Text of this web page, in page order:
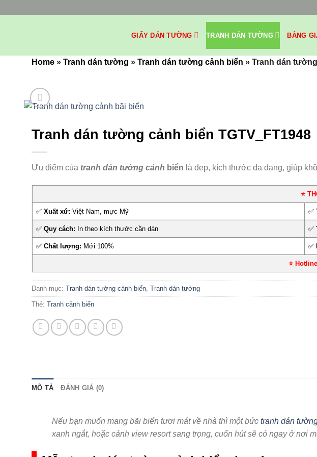
GIẤY DÁN TƯỜNG TRANH DÁN TƯỜNG BẢNG
Home » Tranh dán tường » Tranh dán tường cảnh biển » Tranh dán
Tranh dán tường cảnh biển TGTV_FT1948
Ưu điểm của tranh dán tường cảnh biển là đẹp, kích thước đa dạng, giúp
⭐
✅Xuất xứ: Việt Nam, mực Mỹ ✅
✅Quy cách: In theo kích thước cần dán ✅
✅Chất lượng: Mới 100% ✅
⭐
Danh mục: Tranh dán tường cảnh biển Tranh dán tường
Thẻ: Tranh cảnh biển
MÔ TẢ ĐÁNH GIÁ (0)
Nếu bạn muốn mang bãi biển tươi mát về nhà thì một bứctranh dán
xanh ngắt, hoặc cảnh view resort sang trọng, cuốn hút sẽ có ngay ở nơi